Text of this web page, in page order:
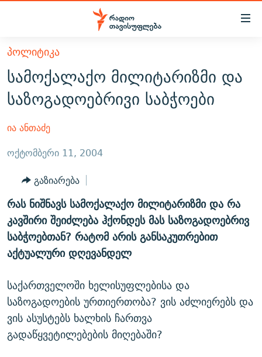
Accessibility
მთავარ
შინაარსზე
დაბრუნება
მთავარ
დაბრუნება
ძიებაზე
ᲐᲮᲐᲚᲘ ᲐᲛᲑᲔᲑᲘ
ᲗᲔᲛᲔᲑᲘ
ᲞᲝᲚᲘᲢᲘᲙᲐ
ᲔᲙᲝᲜᲝᲛᲘᲙᲐ
ᲡᲐᲖᲝᲒᲐᲓᲝᲔᲑᲐ
ᲡᲞᲝᲠᲢᲘ
ᲕᲘᲓᲔᲝ
ᲑᲚᲝᲒᲔᲑᲘ
ᲞᲝᲓᲙᲐᲡᲢᲔᲑᲘ
ᲜᲘᲙᲝᲡ ᲞᲝᲓᲙᲐᲡᲢᲘ
60 ᲓᲔᲪᲘᲑᲔᲚᲘ
ᲒᲐᲜᲙᲘᲗᲮᲕᲘᲡ ᲓᲦᲔ
ᲓᲘᲚᲘᲡ ᲡᲐᲣᲑᲠᲔᲑᲘ
ᲨᲘᲜ - ᲣᲪᲮᲝᲔᲗᲨᲘ
ᲚᲘᲢᲔᲠᲐᲢᲣᲠᲣᲚᲘ ᲬᲐᲮᲜᲐᲒᲔᲑᲘ
ᲐᲛᲔᲠᲘᲙᲣᲚᲘ ᲛᲝᲗᲮᲠᲝᲑᲐ
ᲗᲐᲕᲘᲡᲣᲤᲚᲔᲑᲘᲡ ᲛᲝᲜᲘᲢᲝᲠᲘ
ᲤᲔᲜᲝᲕᲐᲜᲘ - 2.10
ᲗᲥᲕᲔᲜᲘ ᲞᲣᲑᲚᲘᲙᲐᲪᲘᲔᲑᲘ
ᲞᲠᲝᲔᲥᲢᲔᲑᲘ
ᲣᲙᲠᲐᲘᲜᲐᲨᲘ ᲓᲐᲦᲣᲞᲣᲚᲘ ᲥᲐᲠᲗᲕᲔᲚᲘ ᲛᲔᲑᲠᲫᲝᲚᲔᲑᲘ - 2022
ᲓᲐᲛᲝᲣᲙᲘᲓᲔᲑᲚᲝᲑᲘᲡ 100 ᲬᲔᲚᲘ
11 ᲬᲔᲚᲘ - 11 ᲐᲛᲑᲐᲕᲘ
ᲡᲐᲞᲐᲠᲚᲐᲛᲔᲜᲢᲝ ᲐᲠᲩᲔᲕᲜᲔᲑᲘᲡ ᲘᲡᲢᲝᲠᲘᲐ
ᲑᲐᲕᲨᲕᲔᲑᲘ ᲞᲠᲝᲡᲢᲘᲢᲣᲪᲘᲐᲨᲘ - ᲐᲛᲝᲣᲗᲥᲛᲔᲚᲘ ᲐᲛᲑᲐᲕᲘ
ЭХО КАВКАЗА
ᲞᲝᲚᲘᲢᲘᲙᲐ
სამოქალაქო მილიტარიზმი და
საზოგადოებრივი საბჭოები
ია ანთაძე
ოქტომბერი 11, 2004
გაზიარება
რას ნიშნავს სამოქალაქო მილიტარიზმი და რა
კავშირი შეიძლება ჰქონდეს მას საზოგადოებრივ
საბჭოებთან? რატომ არის განსაკუთრებით
აქტუალური დღევანდელ
საქართველოში ხელისუფლებისა და
საზოგადოების ურთიერთობა? ვის აძლიერებს და
ვის ასუსტებს ხალხის ჩართვა
გადაწყვეტილებების მიღებაში?